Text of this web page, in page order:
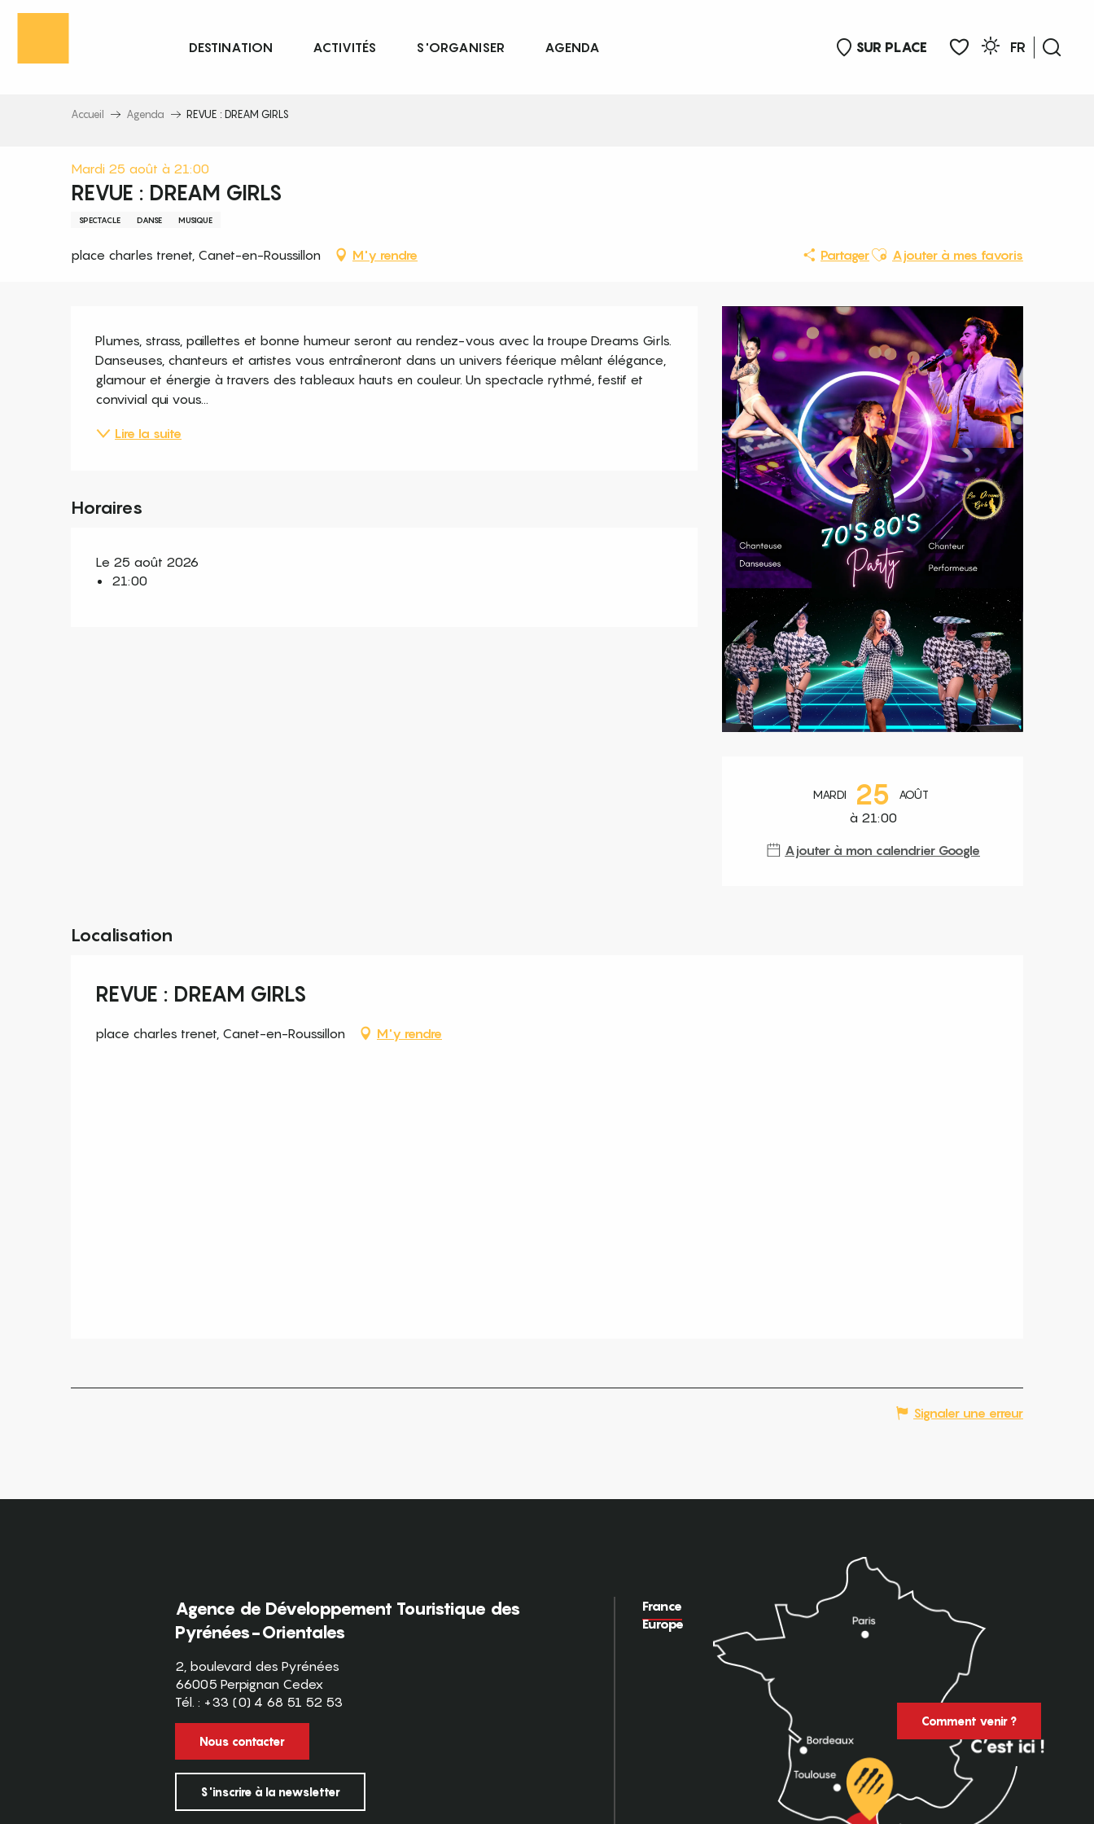
Aller
principal
SUR PLACE
FR
DESTINATION ACTIVITÉS S'ORGANISER AGENDA
Accueil Agenda REVUE : DREAM GIRLS
Mardi 25 août à 21:00
REVUE : DREAM GIRLS
SPECTACLE DANSE MUSIQUE
place charles trenet, Canet-en-Roussillon M'y rendre PartagerAjouter aux favoris
Ajouter à mes favoris
Ouverture et coordonnées
MARDI 25 AOÛT
à 21:00
Ajouter à mon calendrier Google
Description
Plumes, strass, paillettes et bonne humeur seront au rendez-vous avec la troupe Dreams Girls.
Danseuses, chanteurs et artistes vous entraîneront dans un univers féerique mêlant élégance,
glamour et énergie à travers des tableaux hauts en couleur. Un spectacle rythmé, festif et
convivial qui vous...
Lire la suite
Horaires
Le 25 août 2026
21:00
Localisation
REVUE : DREAM GIRLS
place charles trenet, Canet-en-Roussillon M'y rendre
Signaler une erreur
Agence de Développement Touristique des
Pyrénées-Orientales
2, boulevard des Pyrénées
66005 Perpignan Cedex
Tél. : +33 (0) 4 68 51 52 53
Nous contacter
S'inscrire à la newsletter
France
Europe
Comment venir ?